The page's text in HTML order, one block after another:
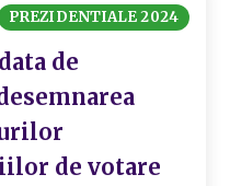
PREZIDENTIALE 2024
de
de votare